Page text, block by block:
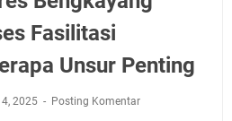
Fasilitasi
Unsur Penting
2025 Posting Komentar